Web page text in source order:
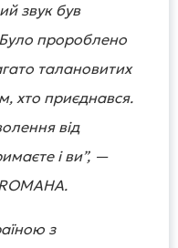
звук був
Було пророблено
талановитих
хто приєднався.
від
і ви”, —
з